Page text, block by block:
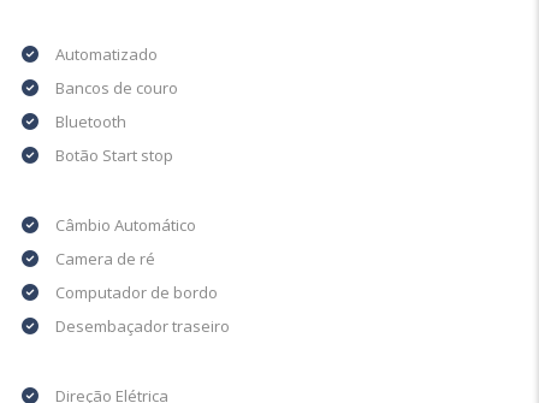
Automatizado
Bancos de couro
Bluetooth
Botão Start stop
Câmbio Automático
Camera de ré
Computador de bordo
Desembaçador traseiro
Direção Elétrica